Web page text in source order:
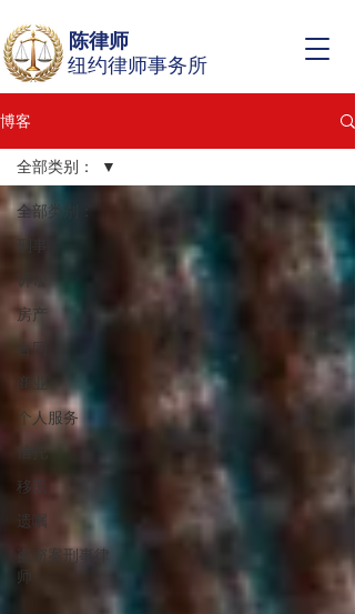
纽约律师事务所
陈律师
博客
全部类别：
刑事
诉讼
房产
合同
商业
个人服务
信托
移民
遗嘱
盗窃案刑事律
师
全部类别：